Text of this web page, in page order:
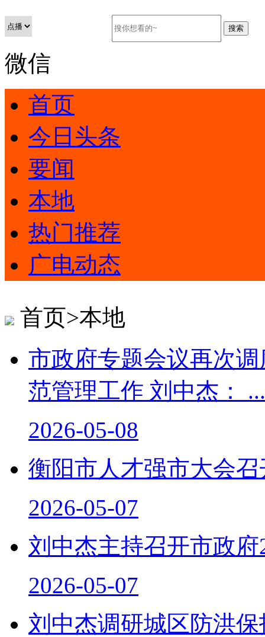
微信
首页
今日头条
要闻
本地
热门推荐
广电动态
首页>本地
市政府专题会议再次
范管理工作 刘中杰： ...
2026-05-08
衡阳市人才强市大会
2026-05-07
刘中杰主持召开市政
2026-05-07
刘中杰调研城区防洪